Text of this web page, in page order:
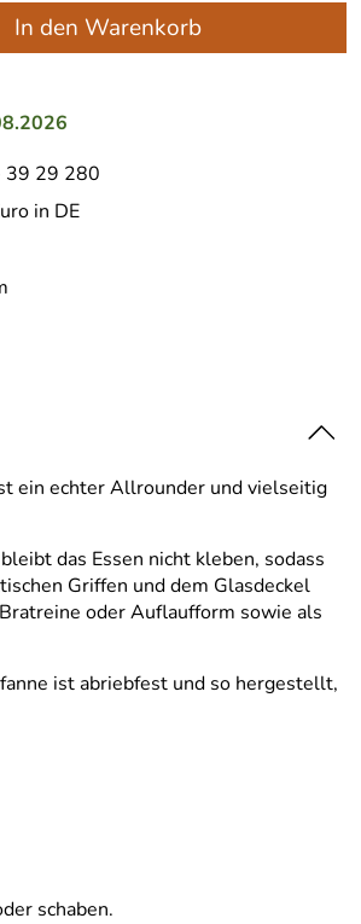
In den Warenkorb
39 29 280
in DE
ein echter Allrounder und vielseitig
das Essen nicht kleben, sodass
Griffen und dem Glasdeckel
oder Auflaufform sowie als
ist abriebfest und so hergestellt,
schaben.